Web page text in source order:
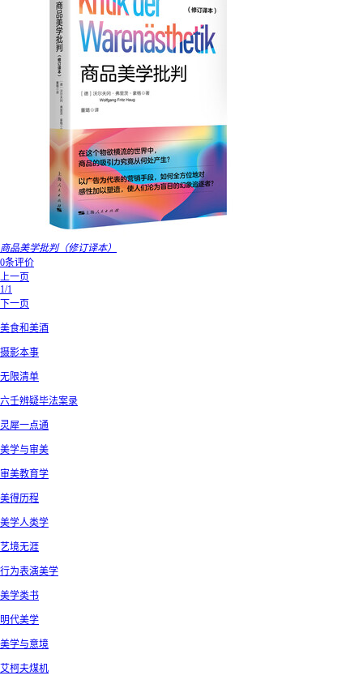
商品美学批判（修订译本）
0条评价
上一页
1/1
下一页
美食和美酒
摄影本事
无限清单
六壬辨疑毕法案录
灵犀一点通
美学与审美
审美教育学
美得历程
美学人类学
艺境无涯
行为表演美学
美学类书
明代美学
美学与意境
艾柯夫煤机